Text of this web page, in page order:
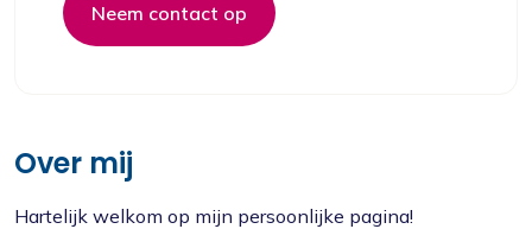
Over mij
Hartelijk welkom op mijn persoonlijke pagina!
Neem contact op